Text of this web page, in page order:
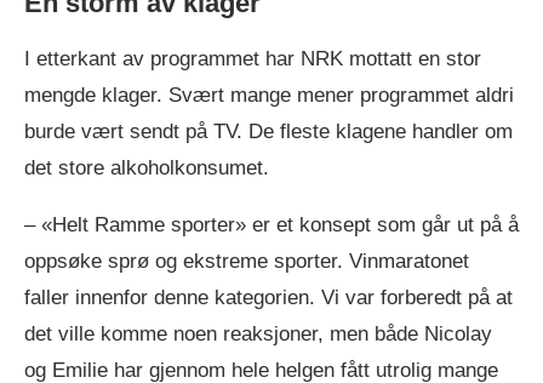
I etterkant av programmet har NRK mottatt en stor
mengde klager. Svært mange mener programmet aldri
burde vært sendt på TV. De fleste klagene handler om
det store alkoholkonsumet.
– «Helt Ramme sporter» er et konsept som går ut på å
oppsøke sprø og ekstreme sporter. Vinmaratonet
faller innenfor denne kategorien. Vi var forberedt på at
det ville komme noen reaksjoner, men både Nicolay
og Emilie har gjennom hele helgen fått utrolig mange